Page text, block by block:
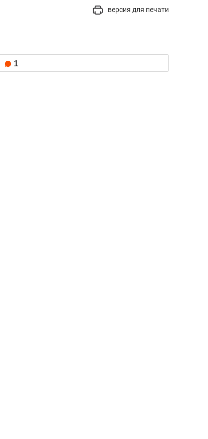
версия для печати
1